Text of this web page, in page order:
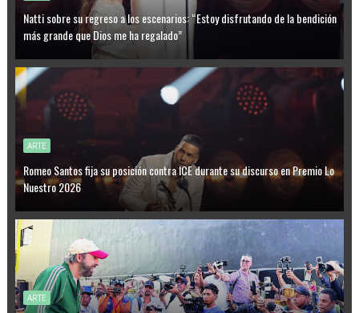
Natti sobre su regreso a los escenarios: “Estoy disfrutando de la bendición
más grande que Dios me ha regalado”
ARTE
Romeo Santos fija su posición contra ICE durante su discurso en Premio Lo
Nuestro 2026
ARTE